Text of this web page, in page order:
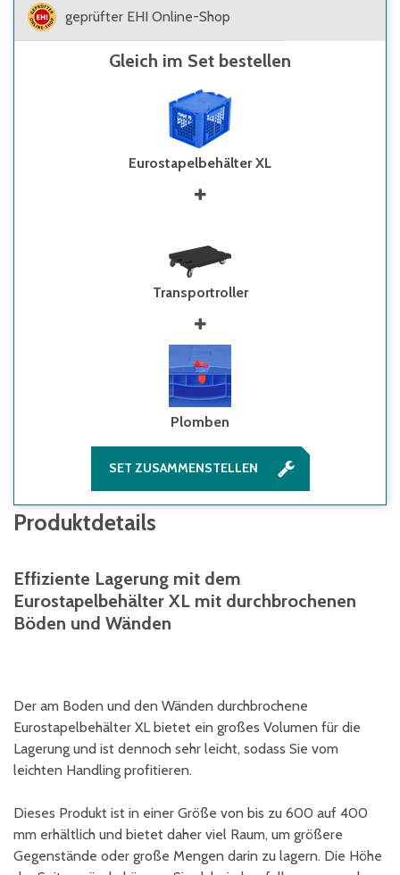
geprüfter EHI Online-Shop
Gleich im Set bestellen
Eurostapelbehälter XL
Transportroller
Plomben
SET ZUSAMMENSTELLEN
Produktdetails
Effiziente Lagerung mit dem
Eurostapelbehälter XL mit durchbrochenen
Böden und Wänden
Der am Boden und den Wänden durchbrochene
Eurostapelbehälter XL bietet ein großes Volumen für die
Lagerung und ist dennoch sehr leicht, sodass Sie vom
leichten Handling profitieren.
Dieses Produkt ist in einer Größe von bis zu 600 auf 400
mm erhältlich und bietet daher viel Raum, um größere
Gegenstände oder große Mengen darin zu lagern. Die Höhe